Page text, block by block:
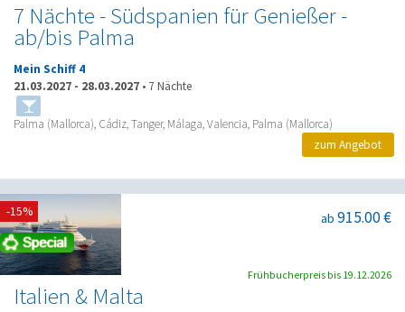
7 Nächte - Südspanien für Genießer -
ab/bis Palma
Mein Schiff 4
21.03.2027 - 28.03.2027 • 7 Nächte
Palma (Mallorca), Cádiz, Tanger, Málaga, Valencia, Palma (Mallorca)
zum Angebot
Italien & Malta
ab 915.00 €
-15%
Frühbucherpreis bis 19.12.2026